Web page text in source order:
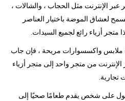
الإنترنت مثل الحجاب ، والشالات ،
لعشاق الموضة باختيار العناصر
أزياء رائع لجميع السيدات.
ملابس واكسسوارات مريحة ، فإن جاب
من متجر واحد إلى متجر أزياء
على شخص يقدم طعامًا صحيًا إلى